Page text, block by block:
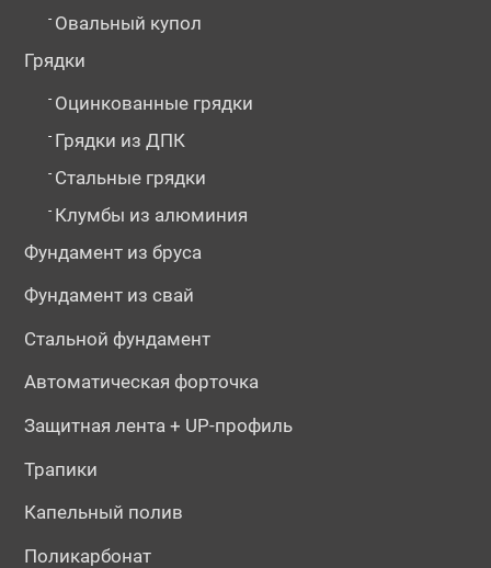
- Овальный купол
Грядки
- Оцинкованные грядки
- Грядки из ДПК
- Стальные грядки
- Клумбы из алюминия
Фундамент из бруса
Фундамент из свай
Стальной фундамент
Автоматическая форточка
Защитная лента + UP-профиль
Трапики
Капельный полив
Поликарбонат